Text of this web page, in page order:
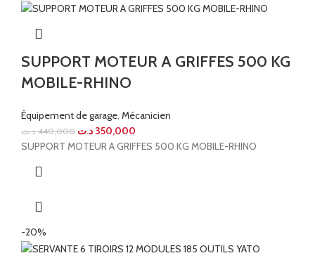
SUPPORT MOTEUR A GRIFFES 500 KG
MOBILE-RHINO
Équipement de garage, Mécanicien
440,000 د.ت 350,000 د.ت
SUPPORT MOTEUR A GRIFFES 500 KG MOBILE-RHINO
-20%